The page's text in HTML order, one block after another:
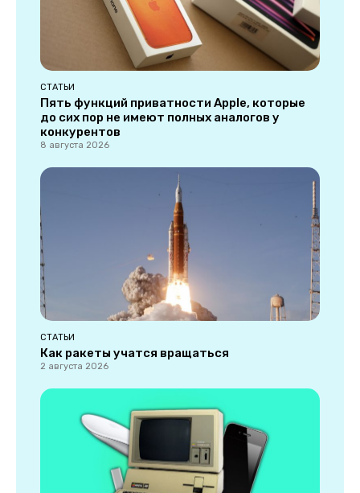
СТАТЬИ
Пять функций приватности Apple, которые
до сих пор не имеют полных аналогов у
конкурентов
8 августа 2026
СТАТЬИ
Как ракеты учатся вращаться
2 августа 2026